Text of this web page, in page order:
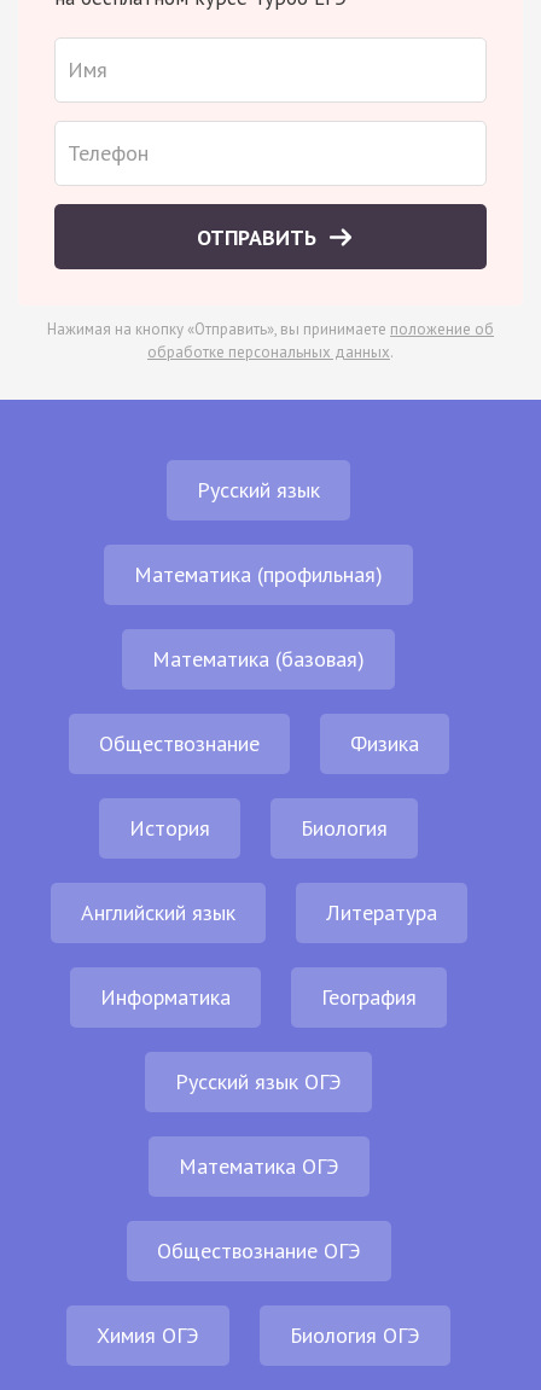
ОТПРАВИТЬ
Нажимая на кнопку «Отправить», вы принимаете положение об
обработке персональных данных.
Русский язык
Математика (профильная)
Математика (базовая)
Обществознание Физика
История Биология
Английский язык Литература
Информатика География
Русский язык ОГЭ
Математика ОГЭ
Обществознание ОГЭ
Химия ОГЭ Биология ОГЭ